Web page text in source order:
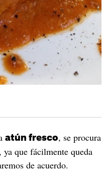
atún fresco, se procura
que fácilmente queda
de acuerdo.